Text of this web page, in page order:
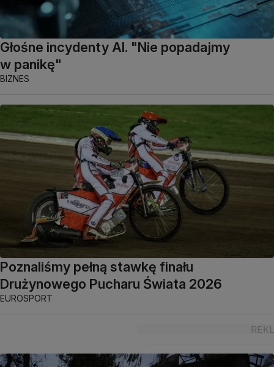
Głośne incydenty AI. "Nie popadajmy
w panikę"
BIZNES
Poznaliśmy pełną stawkę finału
Drużynowego Pucharu Świata 2026
EUROSPORT